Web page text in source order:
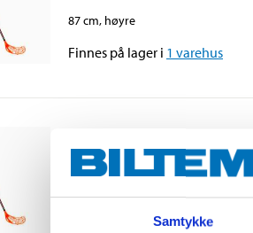
Samtykke
87 cm, høyre
Finnes på lager i 1 varehus
45-7905
Finnes på lager i5varehus